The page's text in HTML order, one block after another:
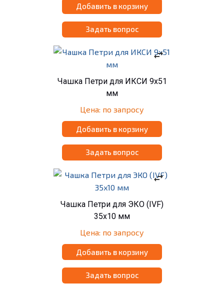
Добавить в корзину
Задать вопрос
swap_horiz
Чашка Петри для ИКСИ 9x51
мм
Цена: по запросу
Добавить в корзину
Задать вопрос
swap_horiz
Чашка Петри для ЭКО (IVF)
35x10 мм
Цена: по запросу
Добавить в корзину
Задать вопрос